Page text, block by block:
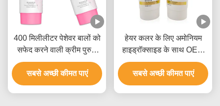
400 मिलीलीटर पेशेवर बालों को
सफेद करने वाली क्रीम पुरुषों
और महिलाओं के लिए 9 स्तर तक
सबसे अच्छी कीमत पाएं
हेयर कलर के लिए अमोनियम
हाइड्रॉक्साइड के साथ OEM
पैराबेन मुक्त ब्लीच क्रीम
सबसे अच्छी कीमत पाएं